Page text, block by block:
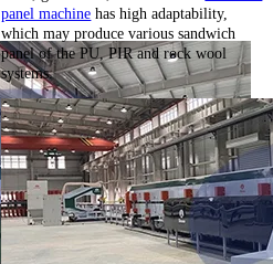
panel machine has high adaptability,
which may produce various sandwich
panel of the PU, PIR and rock wool
systems.